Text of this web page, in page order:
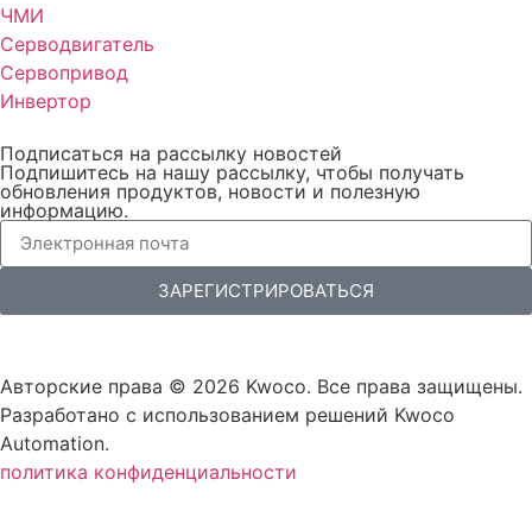
ЧМИ
Серводвигатель
Сервопривод
Инвертор
Подписаться на рассылку новостей
Подпишитесь на нашу рассылку, чтобы получать
обновления продуктов, новости и полезную
информацию.
ЗАРЕГИСТРИРОВАТЬСЯ
Авторские права © 2026 Kwoco. Все права защищены.
Разработано с использованием решений Kwoco
Automation.
политика конфиденциальности